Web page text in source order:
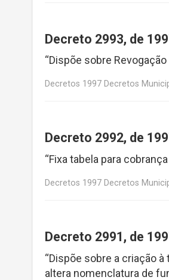
Decreto 2993, de
“Dispõe sobre
Decretos 1997 Decretos
Decreto 2992, de
“Fixa tabela para
Decretos 1997 Decretos
Decreto 2991, de
“Dispõe sobre a criação
altera nomenclatura de